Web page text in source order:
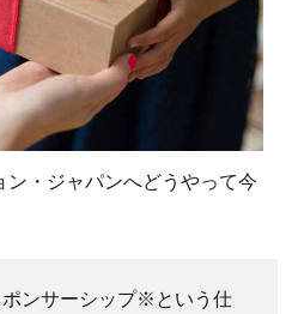
ン・ジャパンへどうやって今
ンサーシップ※という仕